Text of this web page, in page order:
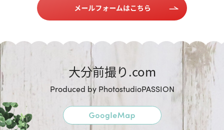
大分前撮り.com
Produced by PhotostudioPASSION